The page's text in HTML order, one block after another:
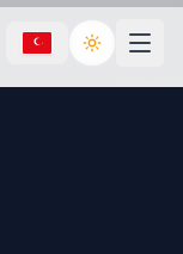
Toggle